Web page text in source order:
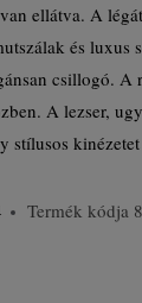
ellátva. A
és luxus
csillogó. A
A lezser,
stílusos
Termék kódja